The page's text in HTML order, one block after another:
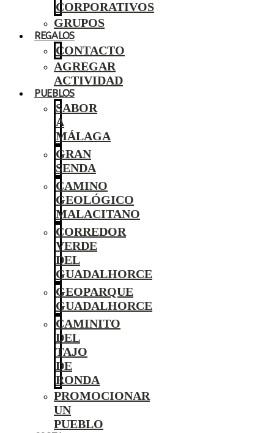
CORPORATIVOS
GRUPOS
REGALOS
CONTACTO
AGREGAR
ACTIVIDAD
PUEBLOS
SABOR
A
MÁLAGA
GRAN
SENDA
CAMINO
GEOLÓGICO
MALACITANO
CORREDOR
VERDE
DEL
GUADALHORCE
GEOPARQUE
GUADALHORCE
CAMINITO
DEL
TAJO
DE
RONDA
PROMOCIONAR
UN
PUEBLO